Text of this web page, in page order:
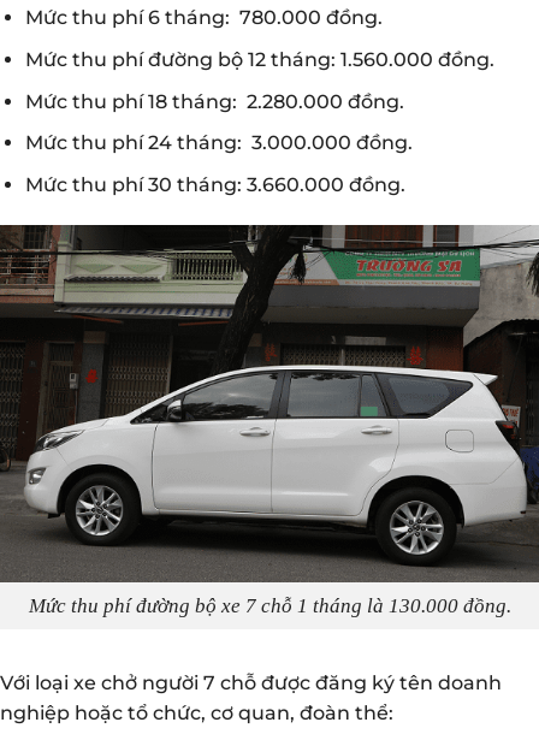
Mức thu phí 6 tháng: 780.000 đồng.
Mức thu phí đường bộ 12 tháng: 1.560.000 đồng.
Mức thu phí 18 tháng: 2.280.000 đồng.
Mức thu phí 24 tháng: 3.000.000 đồng.
Mức thu phí 30 tháng: 3.660.000 đồng.
Mức thu phí đường bộ xe 7 chỗ 1 tháng là 130.000 đồng.
Với loại xe chở người 7 chỗ được đăng ký tên doanh
nghiệp hoặc tổ chức, cơ quan, đoàn thể: